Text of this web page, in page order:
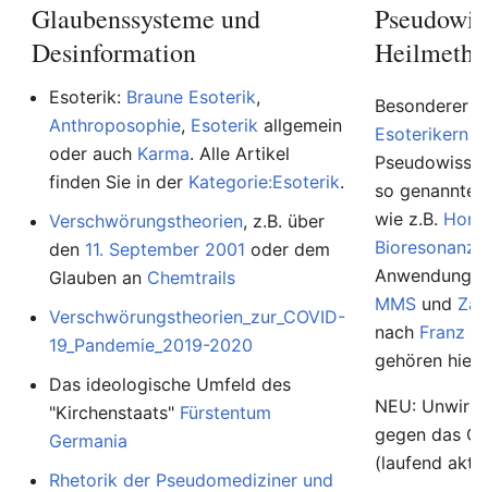
Glaubenssysteme und
Desinformation
Esoterik: Braune Esoterik,
Anthroposophie, Esoterik allgemein
oder auch Karma. Alle Artikel
finden Sie in der Kategorie:Esoterik.
Verschwörungstheorien, z.B. über
den 11. September 2001 oder dem
Glauben an Chemtrails
Verschwörungstheorien_zur_COVID-
19_Pandemie_2019-2020
Das ideologische Umfeld des
"Kirchenstaats" Fürstentum
Germania
Rhetorik der Pseudomediziner und
Besonderer
Esoterikern
so genannte
wie z.B.
Bioresonanz
MMS und
nach Franz
gehören
NEU:
gegen das
(laufend